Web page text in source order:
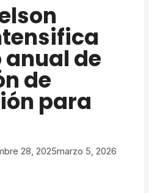
de
de
para
28, 2025marzo 5, 2026